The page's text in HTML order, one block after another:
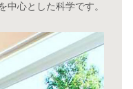
中心とした科学です。